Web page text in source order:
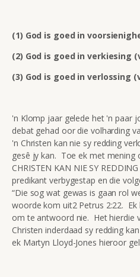
(1) God is goed in
(2) God is goed in verkiesing
(3) God is goed in verlossing
'n Klomp jaar gelede het 'n paar
debat gehad oor die volharding
'n Christen kan nie sy redding
gesê jy kan. Toe ek met mening
CHRISTEN KAN NIE SY
predikant verbygestap en die
“Die sog wat gewas is gaan rol
woorde kom uit2 Petrus 2:22.
om te antwoord nie. Het hierdie
Christen inderdaad sy redding
ek Martyn Lloyd-Jones hieroor